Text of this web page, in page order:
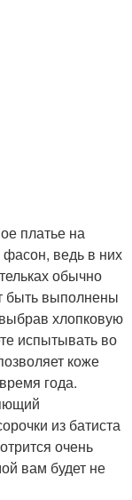
платье на
ведь в них
обычно
быть выполнены
хлопковую
испытывать во
коже
года.
из батиста
очень
вам будет не